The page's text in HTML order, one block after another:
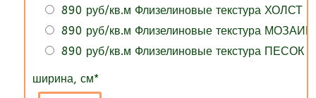
890 руб/кв.м Флизелиновые текстура ХОЛСТ
890 руб/кв.м Флизелиновые текстура
890 руб/кв.м Флизелиновые текстура ПЕСОК
ширина, см*